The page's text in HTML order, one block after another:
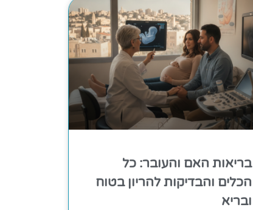
בריאות האם והעובר: כל
הכלים והבדיקות להריון בטוח
ובריא